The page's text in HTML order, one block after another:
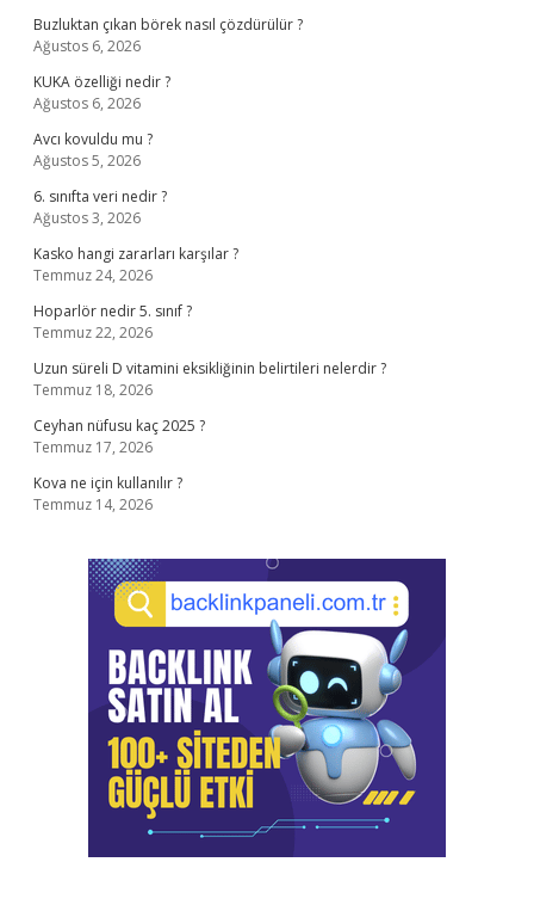
Buzluktan çıkan börek nasıl çözdürülür ?
Ağustos 6, 2026
KUKA özelliği nedir ?
Ağustos 6, 2026
Avcı kovuldu mu ?
Ağustos 5, 2026
6. sınıfta veri nedir ?
Ağustos 3, 2026
Kasko hangi zararları karşılar ?
Temmuz 24, 2026
Hoparlör nedir 5. sınıf ?
Temmuz 22, 2026
Uzun süreli D vitamini eksikliğinin belirtileri nelerdir ?
Temmuz 18, 2026
Ceyhan nüfusu kaç 2025 ?
Temmuz 17, 2026
Kova ne için kullanılır ?
Temmuz 14, 2026